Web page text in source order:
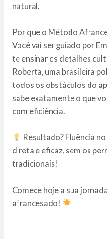
natural.
Por que o Método
Você vai ser guiado por
te ensinar os detalhes
Roberta, uma brasileira
todos os obstáculos do
sabe exatamente o que
com eficiência.
Resultado? Fluência
direta e eficaz, sem os
tradicionais!
Comece hoje a sua
afrancesado!